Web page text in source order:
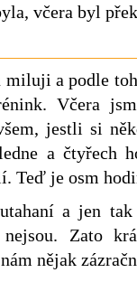
včera byl
miluji a podle
Včera
jestli si
a čtyřech
Teď je osm
a jen
Zato
nějak